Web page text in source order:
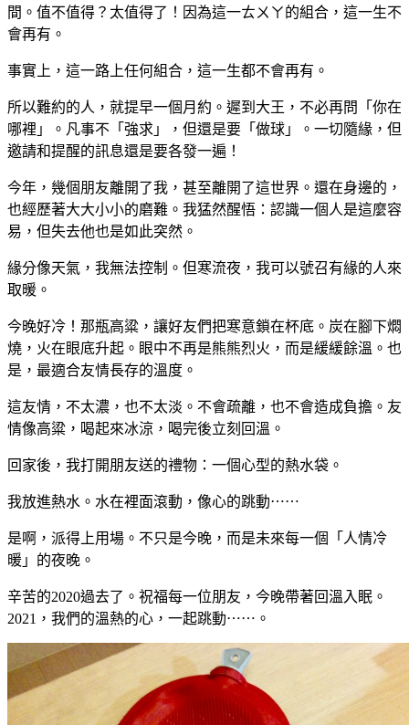
間。值不值得？太值得了！因為這一ㄊㄨㄚ的組合，這一生不
會再有。
事實上，這一路上任何組合，這一生都不會再有。
所以難約的人，就提早一個月約。遲到大王，不必再問「你在
哪裡」。凡事不「強求」，但還是要「做球」。一切隨緣，但
邀請和提醒的訊息還是要各發一遍！
今年，幾個朋友離開了我，甚至離開了這世界。還在身邊的，
也經歷著大大小小的磨難。我猛然醒悟：認識一個人是這麼容
易，但失去他也是如此突然。
緣分像天氣，我無法控制。但寒流夜，我可以號召有緣的人來
取暖。
今晚好冷！那瓶高粱，讓好友們把寒意鎖在杯底。炭在腳下燜
燒，火在眼底升起。眼中不再是熊熊烈火，而是緩緩餘溫。也
是，最適合友情長存的溫度。
這友情，不太濃，也不太淡。不會疏離，也不會造成負擔。友
情像高粱，喝起來冰涼，喝完後立刻回溫。
回家後，我打開朋友送的禮物：一個心型的熱水袋。
我放進熱水。水在裡面滾動，像心的跳動⋯⋯
是啊，派得上用場。不只是今晚，而是未來每一個「人情冷
暖」的夜晚。
辛苦的2020過去了。祝福每一位朋友，今晚帶著回溫入眠。
2021，我們的溫熱的心，一起跳動⋯⋯。